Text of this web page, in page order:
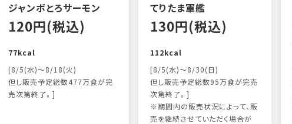
ジャンボとろサーモン
120円(税込)
77kcal
[8/5(水)～8/18(火)
但し販売予定総数477万食が完
売次第終了。]
てりたま軍艦
130円(税込)
112kcal
[8/5(水)～8/30(日)
但し販売予定総数95万食が完売
次第終了。]
※期間内の販売状況によって、販
売を継続させていただく場合が